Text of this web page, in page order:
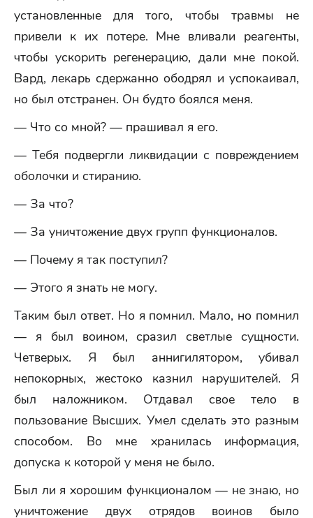
установленные для того, чтобы травмы не
привели к их потере. Мне вливали реагенты,
чтобы ускорить регенерацию, дали мне покой.
Вард, лекарь сдержанно ободрял и успокаивал,
но был отстранен. Он будто боялся меня.
— Что со мной? — прашивал я его.
— Тебя подвергли ликвидации с повреждением
оболочки и стиранию.
— За что?
— За уничтожение двух групп функционалов.
— Почему я так поступил?
— Этого я знать не могу.
Таким был ответ. Но я помнил. Мало, но помнил
— я был воином, сразил светлые сущности.
Четверых. Я был аннигилятором, убивал
непокорных, жестоко казнил нарушителей. Я
был наложником. Отдавал свое тело в
пользование Высших. Умел сделать это разным
способом. Во мне хранилась информация,
допуска к которой у меня не было.
Был ли я хорошим функционалом — не знаю, но
уничтожение двух отрядов воинов было